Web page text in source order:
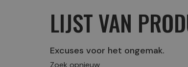
LIJST VAN
Excuses voor het ongemak.
Zoek opnieuw